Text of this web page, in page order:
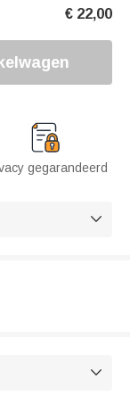
€ 22,00
gegarandeerd

